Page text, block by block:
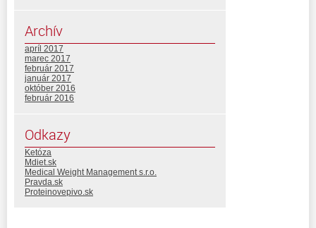
Archív
apríl 2017
marec 2017
február 2017
január 2017
október 2016
február 2016
Odkazy
Ketóza
Mdiet.sk
Medical Weight Management s.r.o.
Pravda.sk
Proteinovepivo.sk